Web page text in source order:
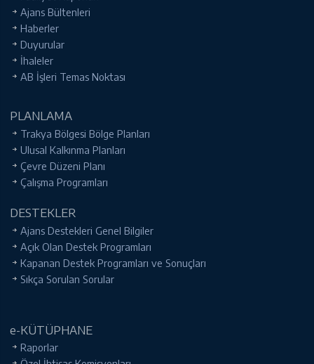
Ajans Bültenleri
Haberler
Duyurular
İhaleler
AB İşleri Temas Noktası
PLANLAMA
Trakya Bölgesi Bölge Planları
Ulusal Kalkınma Planları
Çevre Düzeni Planı
Çalışma Programları
DESTEKLER
Ajans Destekleri Genel Bilgiler
Açık Olan Destek Programları
Kapanan Destek Programları ve Sonuçları
Sıkça Sorulan Sorular
e-KÜTÜPHANE
Raporlar